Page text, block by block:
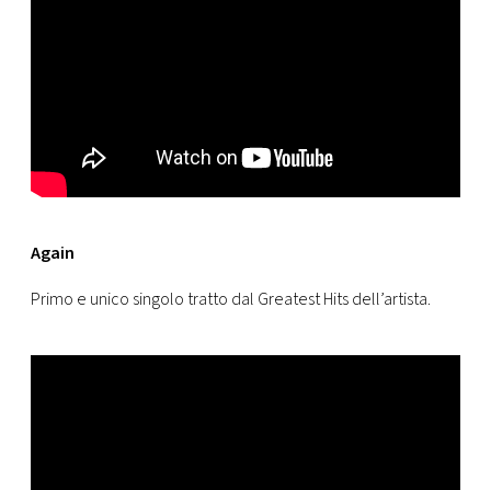
Again
Primo e unico singolo tratto dal Greatest Hits dell’artista.